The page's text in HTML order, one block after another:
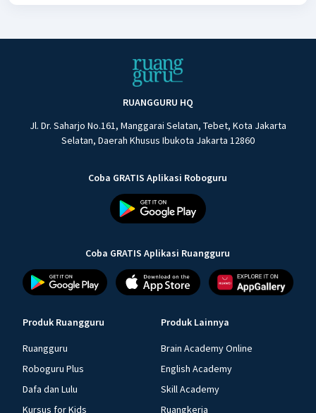
RUANGGURU HQ
Jl. Dr. Saharjo No.161, Manggarai Selatan, Tebet, Kota Jakarta
Selatan, Daerah Khusus Ibukota Jakarta 12860
Coba GRATIS Aplikasi Roboguru
Coba GRATIS Aplikasi Ruangguru
Produk Ruangguru
Ruangguru
Roboguru Plus
Dafa dan Lulu
Kursus for Kids
Produk Lainnya
Brain Academy Online
English Academy
Skill Academy
Ruangkerja